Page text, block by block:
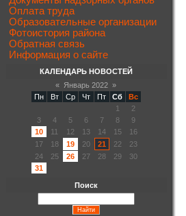
Оплата труда
Образовательные организации
Фотоистория района
Обратная связь
Информация о сайте
КАЛЕНДАРЬ НОВОСТЕЙ
« Январь 2022 »
Пн
Вт Ср Чт Пт Сб
Вс
1
2
3
4 5 6 7 8
9
10
11 12 13 14 15
16
17
18 19 20 21 22
23
24
25 26 27 28 29
30
31
Поиск